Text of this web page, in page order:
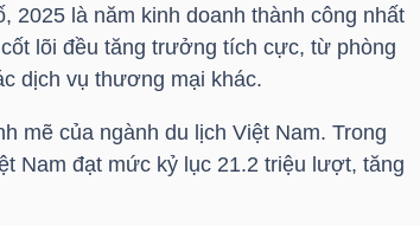
2025 là năm kinh doanh thành công nhất
lõi đều tăng trưởng tích cực, từ phòng
dịch vụ thương mại khác.
mẽ của ngành du lịch Việt Nam. Trong
Nam đạt mức kỷ lục 21.2 triệu lượt, tăng